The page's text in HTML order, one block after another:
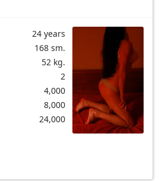
24 years
168 sm.
52 kg.
2
4,000
8,000
24,000